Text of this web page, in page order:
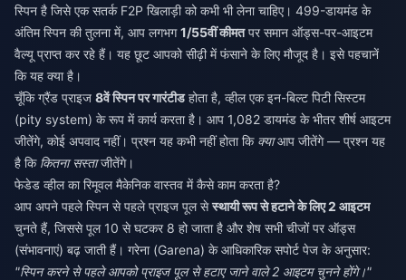
स्पिन है जिसे एक सतर्क F2P खिलाड़ी को कभी भी लेना चाहिए। 499-डायमंड के
अंतिम स्पिन की तुलना में, आप लगभग1/55वीं कीमतपर समान ऑड्स-पर-आइटम
वैल्यू प्राप्त कर रहे हैं। यह छूट आपको सीढ़ी में फंसाने के लिए मौजूद है। इसे पहचानें
कि यह क्या है।
चूँकि ग्रैंड प्राइज 8वें स्पिन पर गारंटीडहोता है, व्हील एक इन-बिल्ट पिटी सिस्टम
(pity system) के रूप में कार्य करता है। आप 1,082 डायमंड के भीतर शीर्ष आइटम
जीतेंगे, कोई अपवाद नहीं। प्रश्न यह कभी नहीं होता कि क्याआप जीतेंगे — प्रश्न यह
है कि कितना सस्ताजीतेंगे।
फेडेड व्हील का रिमूवल मैकेनिक वास्तव में कैसे काम करता है?
आप अपने पहले स्पिन से पहले प्राइज पूल सेस्थायी रूप से हटाने के लिए 2 आइटम
चुनते हैं, जिससे पूल 10 से घटकर 8 हो जाता है और शेष सभी चीजों पर ऑड्स
(संभावनाएं) बढ़ जाती हैं। गरेना (Garena) के आधिकारिक सपोर्ट पेज के अनुसार:
"स्पिन करने से पहले आपको प्राइज पूल से हटाए जाने वाले 2 आइटम चुनने होंगे।"